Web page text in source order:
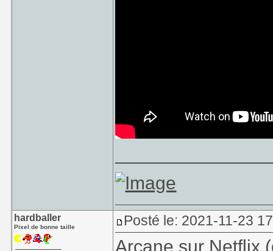
hardballer
Pixel de bonne taille Posté le: 2021-11-23
Arcane sur Netflix